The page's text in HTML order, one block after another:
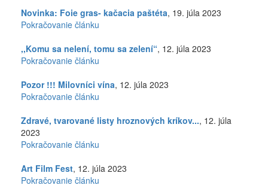
Novinka: Foie gras- kačacia paštéta, 19. júla 2023
Pokračovanie článku
,,Komu sa nelení, tomu sa zelení“, 12. júla 2023
Pokračovanie článku
Pozor !!! Milovníci vína, 12. júla 2023
Pokračovanie článku
Zdravé, tvarované listy hroznových kríkov..., 12. júla
2023
Pokračovanie článku
Art Film Fest, 12. júla 2023
Pokračovanie článku